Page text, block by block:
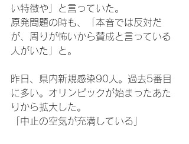
い特徴や」と言っていた。
原発問題の時も、「本音では反対だ
が、周りが怖いから賛成と言っている
人がいた」と。
昨日、県内新規感染90人。過去5番目
に多い。オリンピックが始まったあた
りから拡大した。
「中止の空気が充満している」